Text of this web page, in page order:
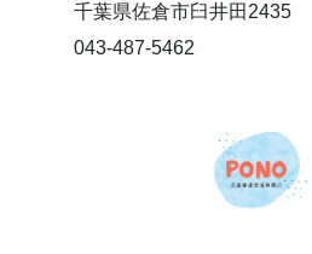
千葉県佐倉市臼井田2435
043-487-5462